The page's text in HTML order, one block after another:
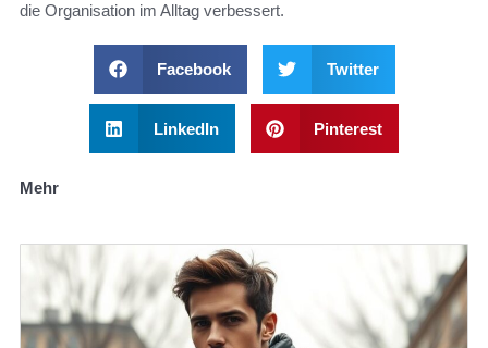
die Organisation im Alltag verbessert.
Facebook Twitter
LinkedIn Pinterest
Mehr